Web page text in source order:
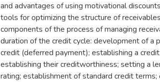
and advantages of using motivational
tools for optimizing the structure of
components of the process of managing
duration of the credit cycle: development of a
credit (deferred payment); establishing a
establishing their creditworthiness; setting a
rating; establishment of standard credit